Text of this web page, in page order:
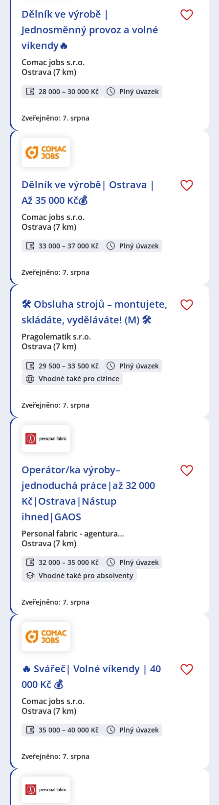
Dělník ve výrobě |
Jednosměnný provoz a volné
víkendy🔥
Comac jobs s.r.o.
Ostrava (7 km)
28 000 – 30 000 Kč Plný úvazek
Zveřejněno: 7. srpna
Dělník ve výrobě| Ostrava |
Až 35 000 Kč💰
Comac jobs s.r.o.
Ostrava (7 km)
33 000 – 37 000 Kč Plný úvazek
Zveřejněno: 7. srpna
🛠️ Obsluha strojů – montujete,
skládáte, vyděláváte! (M) 🛠️
Pragolematik s.r.o.
Ostrava (7 km)
29 500 – 33 500 Kč
Plný úvazek
Vhodné také pro cizince
Zveřejněno: 7. srpna
Operátor/ka výroby–
jednoduchá práce|až 32 000
Kč|Ostrava|Nástup
ihned|GAOS
Personal fabric - agentura…
Ostrava (7 km)
32 000 – 35 000 Kč
Plný úvazek
Vhodné také pro absolventy
Zveřejněno: 7. srpna
🔥 Svářeč| Volné víkendy | 40
000 Kč 💰
Comac jobs s.r.o.
Ostrava (7 km)
35 000 – 40 000 Kč Plný úvazek
Zveřejněno: 7. srpna